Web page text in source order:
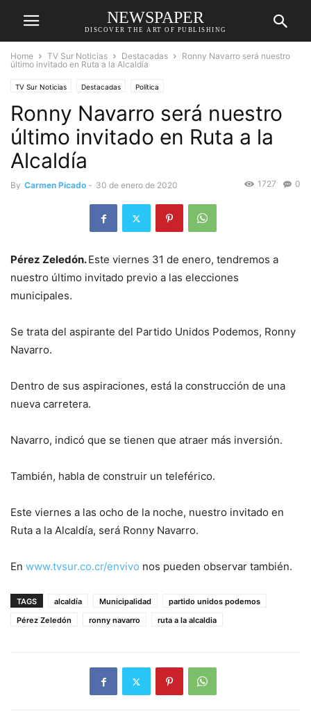
NEWSPAPER
DISCOVER THE ART OF PUBLISHING
Home TV Sur Noticias Destacadas
Ronny Navarro será nuestro
último invitado en Ruta a la Alcaldía
TV Sur Noticias Destacadas Política
Ronny Navarro será nuestro
último invitado en Ruta a la
Alcaldía
By Carmen Picado - 30 de enero de 2020 0
1727
Pérez Zeledón.Este viernes 31 de enero, tendremos a
nuestro último invitado previo a las elecciones
municipales.
Se trata del aspirante del Partido Unidos Podemos, Ronny
Navarro.
Dentro de sus aspiraciones, está la construcción de una
nueva carretera.
Navarro, indicó que se tienen que atraer más inversión.
También, habla de construir un teleférico.
Este viernes a las ocho de la noche, nuestro invitado en
Ruta a la Alcaldía, será Ronny Navarro.
En www.tvsur.co.cr/envivo nos pueden observar también.
TAGS alcaldía Municipalidad
partido unidos podemos
Pérez Zeledón
ronny navarro ruta a la alcaldia